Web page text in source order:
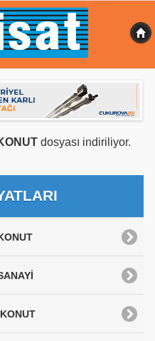
dosyası indiriliyor.
sn